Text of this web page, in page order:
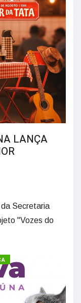
LANÇA
Secretaria
"Vozes do